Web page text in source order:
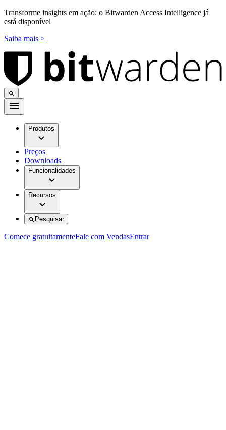
Transforme insights em ação: o Bitwarden Access Intelligence já
está disponível
Saiba mais >
Produtos
Preços
Downloads
Funcionalidades
Recursos
Pesquisar
Comece gratuitamenteFale com VendasEntrar